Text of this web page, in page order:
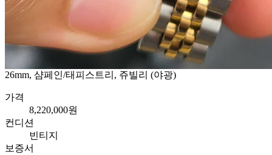
26mm, 샴페인/태피스트리, 쥬빌리 (야광)
가격
8,220,000원
컨디션
빈티지
보증서